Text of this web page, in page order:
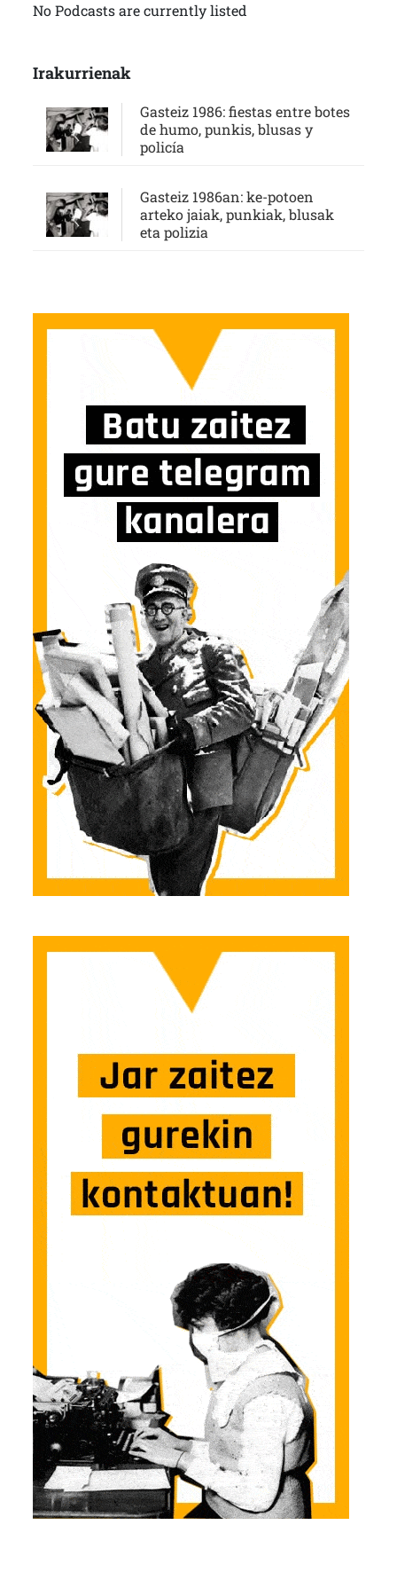
No Podcasts are currently listed
Irakurrienak
Gasteiz 1986: fiestas entre botes
de humo, punkis, blusas y
policía
Gasteiz 1986an: ke-potoen
arteko jaiak, punkiak, blusak
eta polizia